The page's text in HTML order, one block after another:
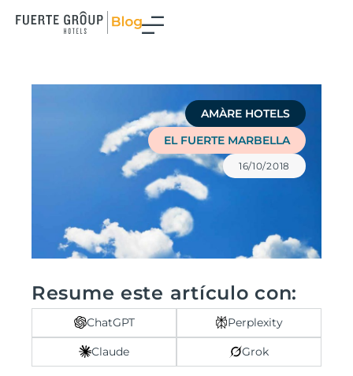
16/10/2018
AMÀRE HOTELS
EL FUERTE MARBELLA
Resume este artículo con:
ChatGPT Perplexity
Claude Grok